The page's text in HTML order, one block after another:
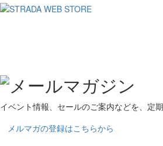
イベント情報、セールのご案内などを、定
メルマガの登録はこちらから